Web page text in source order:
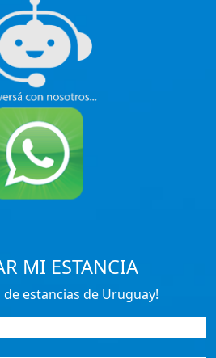
MI ESTANCIA
de estancias de Uruguay!